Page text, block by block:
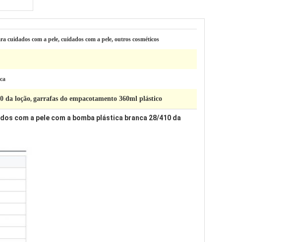
cuidados com a pele, cuidados com a pele, outros cosméticos
da loção, garrafas do empacotamento 360ml plástico
com a pele com a bomba plástica branca 28/410 da